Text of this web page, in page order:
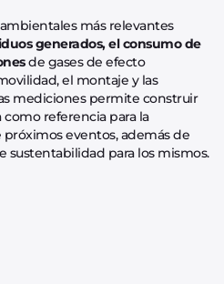
más relevantes
generados, el consumo de
de gases de efecto
el montaje y las
mediciones permite construir
como referencia para la
eventos, además de
sustentabilidad para los mismos.